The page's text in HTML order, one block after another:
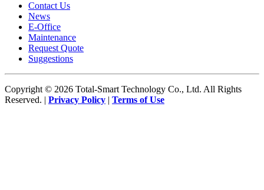
Contact Us
News
E-Office
Maintenance
Request Quote
Suggestions
Copyright © 2026 Total-Smart Technology Co., Ltd. All Rights
Reserved. | Privacy Policy | Terms of Use